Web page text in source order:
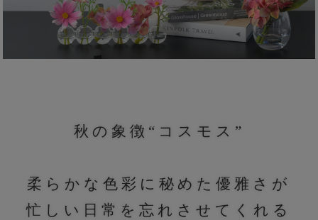
秋の象徴“コスモス”
柔らかな色彩に秘めた優雅さが
忙しい日常を忘れさせてくれる